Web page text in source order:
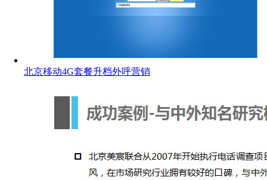
北京移动4G套餐升档外呼营销